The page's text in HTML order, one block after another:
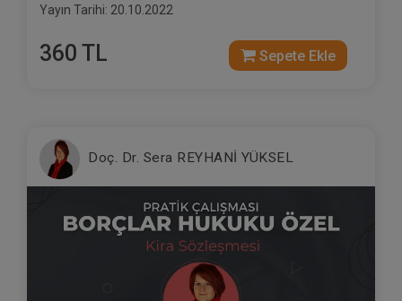
Yayın Tarihi: 20.10.2022
360 TL Sepete Ekle
Doç. Dr. Sera REYHANİ YÜKSEL